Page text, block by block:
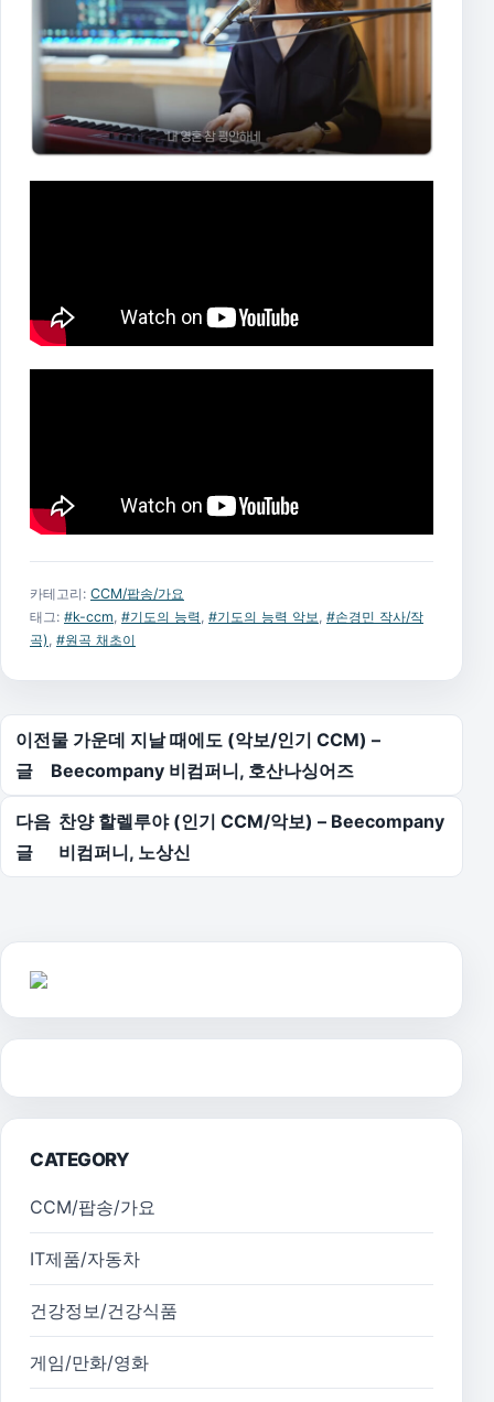
카테고리: CCM/팝송/가요
태그: #k-ccm, #기도의 능력, #기도의 능력 악보, #손경민 작사/작
곡), #원곡 채초이
글 탐색
이전
글
물 가운데 지날 때에도 (악보/인기 CCM) –
Beecompany 비컴퍼니, 호산나싱어즈
다음
글
찬양 할렐루야 (인기 CCM/악보) – Beecompany
비컴퍼니, 노상신
CATEGORY
CCM/팝송/가요
IT제품/자동차
건강정보/건강식품
게임/만화/영화